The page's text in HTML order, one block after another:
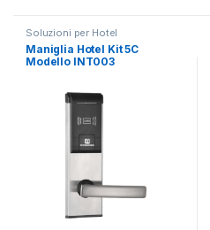
Soluzioni per Hotel
Maniglia Hotel Kit 5C
Modello INT003